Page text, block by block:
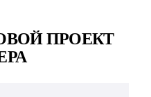
ПРОЕКТ